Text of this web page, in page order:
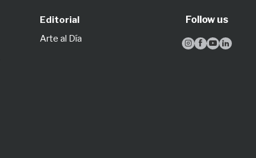
Editorial
Arte al Día
Follow us
   